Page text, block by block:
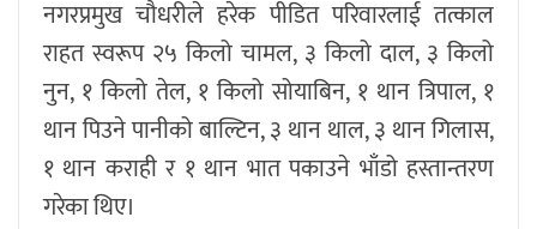
नगरप्रमुख चौधरीले हरेक पीडित परिवारलाई तत्काल
राहत स्वरूप २५ किलो चामल, ३ किलो दाल, ३ किलो
नुन, १ किलो तेल, १ किलो सोयाबिन, १ थान त्रिपाल, १
थान पिउने पानीको बाल्टिन, ३ थान थाल, ३ थान गिलास,
१ थान कराही र १ थान भात पकाउने भाँडो हस्तान्तरण
गरेका थिए।